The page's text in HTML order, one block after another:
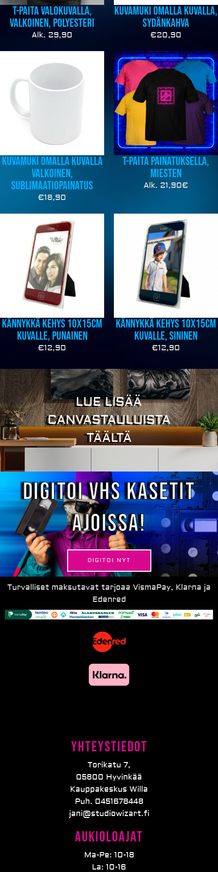
T-Paita valokuvalla,
valkoinen, polyesteri
Alk. 29,90
Kuvamuki omalla kuvalla,
sydänkahva
€20,90
Kuvamuki omalla kuvalla
valkoinen,
sublimaatiopainatus
€18,90
T-Paita painatuksella,
miesten
Alk. 21,90€
Kännykkä kehys 10x15cm
kuvalle, punainen
€12,90
Kännykkä kehys 10x15cm
kuvalle, sininen
€12,90
LUE LISÄÄ
CANVASTAULUISTA
TÄÄLTÄ
Digitoi VHS kasetit
ajoissa!
DIGITOI NYT
Turvalliset maksutavat tarjoaa VismaPay, Klarna ja
Edenred
Yhteystiedot
Torikatu 7,
05800 Hyvinkää
Kauppakeskus Willa
Puh. 0451678448
jani@studiowizart.fi
Aukioloajat
Ma-Pe: 10-18
La: 10-16